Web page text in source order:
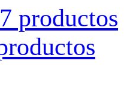
7 productos